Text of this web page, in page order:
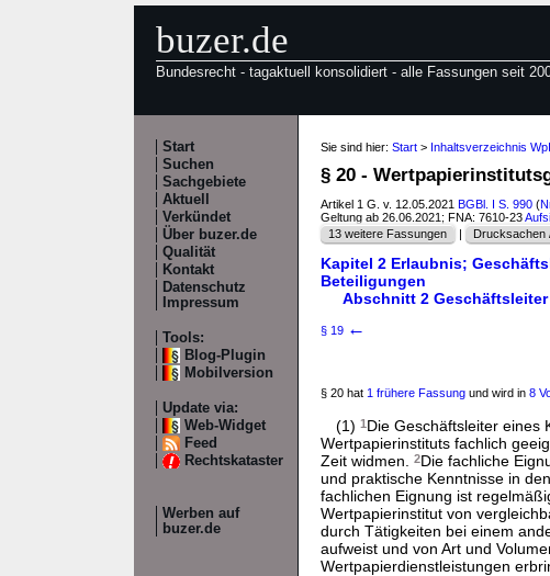
buzer.de
Bundesrecht - tagaktuell konsolidiert - alle Fassungen seit
Start
Suchen
Sachgebiete
Aktuell
Verkündet
Über buzer.de
Qualität
Kontakt
Datenschutz
Impressum
Tools:
Blog-Plugin
Mobilversion
Update via:
Web-Widget
Feed
Rechtskataster
Werben auf
buzer.de
Sie sind hier: Start > Inhaltsverzeichnis
§ 20 -
Artikel 1 G. v. 12.05.2021 BGBl. I S. 990 (
Geltung ab 26.06.2021; FNA: 7610-23
13 weitere Fassungen
| Drucksachen
Kapitel 2 Erlaubnis;
Beteiligungen
Abschnitt 2
§ 19 ←
§ 20 hat 1 frühere Fassung und wird in 8
(1) 1Die Geschäftsleiter eines
Wertpapierinstituts fachlich
Zeit widmen.
2Die fachliche
und praktische Kenntnisse in
fachlichen Eignung ist
Wertpapierinstitut von
durch Tätigkeiten bei einem
aufweist und von Art und
Wertpapierdienstleistungen